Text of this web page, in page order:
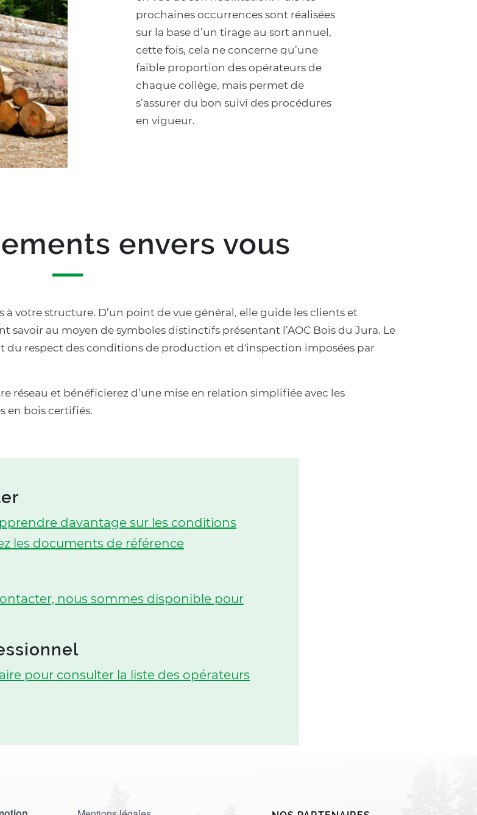
prochaines occurrences sont réalisées
sur la base d’un tirage au sort annuel,
cette fois, cela ne concerne qu’une
faible proportion des opérateurs de
chaque collège, mais permet de
s’assurer du bon suivi des procédures
en vigueur.
envers vous
votre structure. D’un point de vue général, elle guide les clients et
savoir au moyen de symboles distinctifs présentant l’AOC Bois du Jura. Le
du respect des conditions de production et d'inspection imposées par
et bénéficierez d’une mise en relation simplifiée avec les
en bois certifiés.
davantage sur les conditions
les documents de référence
nous sommes disponible pour
pour consulter la liste des opérateurs